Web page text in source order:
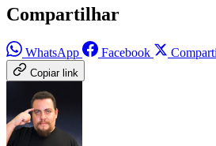
Compartilhar
WhatsApp Facebook
Copiar link